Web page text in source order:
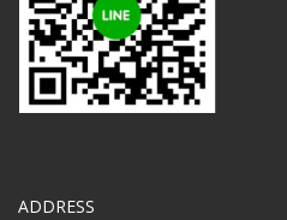
ADDRESS